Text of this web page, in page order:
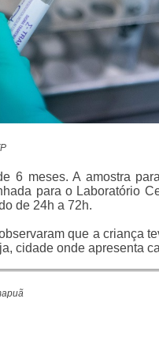
6 meses. A amostra
para o Laboratório
de 24h a 72h.
que a criança
cidade onde apresenta